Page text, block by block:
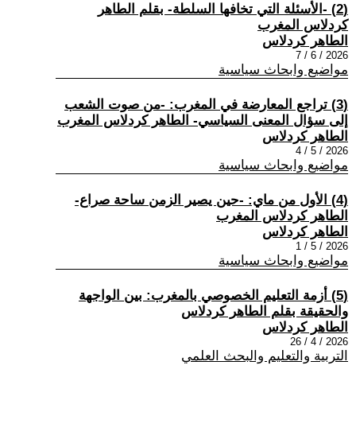
(2) -الأسئلة التي تخافها السلطة- بقلم الطاهر
كردلاس المغرب
الطاهر كردلاس
2026 / 6 / 7
مواضيع وابحاث سياسية
(3) تراجع المعارضة في المغرب: -من صوت الشعب
إلى سؤال المعنى السياسي- الطاهر كردلاس المغرب
الطاهر كردلاس
2026 / 5 / 4
مواضيع وابحاث سياسية
(4) الأول من ماي: -حين يصير الزمن ساحة صراع-
الطاهر كردلاس المغرب
الطاهر كردلاس
2026 / 5 / 1
مواضيع وابحاث سياسية
(5) أزمة التعليم الخصوصي بالمغرب: بين الواجهة
والحقيقة بقلم الطاهر كردلاس
الطاهر كردلاس
2026 / 4 / 26
التربية والتعليم والبحث العلمي